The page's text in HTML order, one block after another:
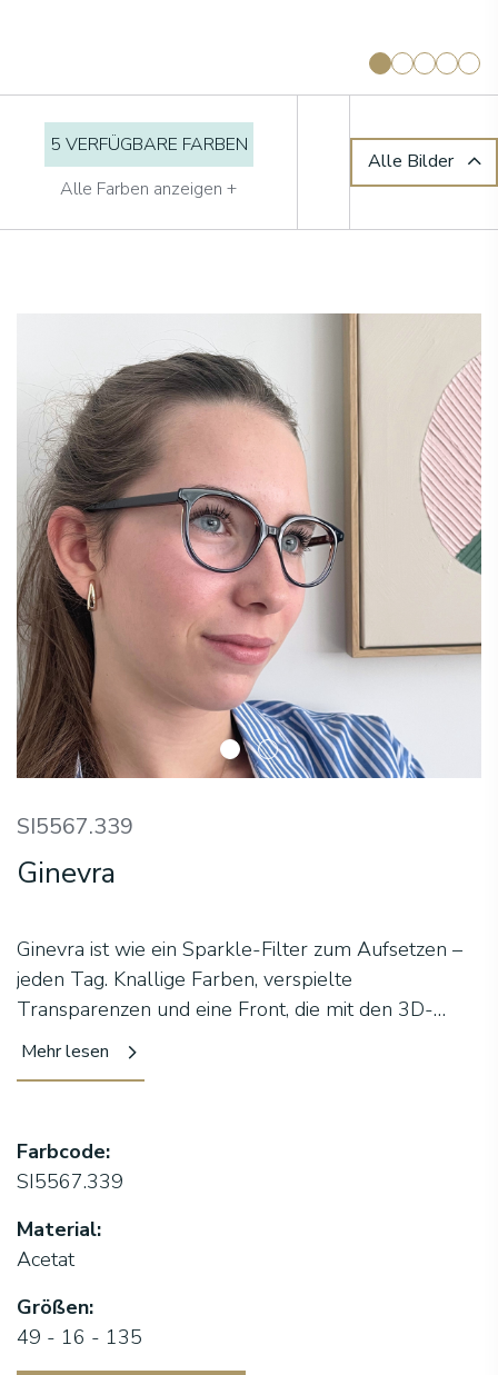
5 VERFÜGBARE FARBEN
Alle Farben anzeigen +
Alle Bilder
SI5567.339
Ginevra
Ginevra ist wie ein Sparkle-Filter zum Aufsetzen –
jeden Tag. Knallige Farben, verspielte
Transparenzen und eine Front, die mit den 3D-
Fräsungen richtig auffällt, sobald das Licht sie trifft.
Mehr lesen
Farbcode:
SI5567.339
Material:
Acetat
Größen:
49 - 16 - 135